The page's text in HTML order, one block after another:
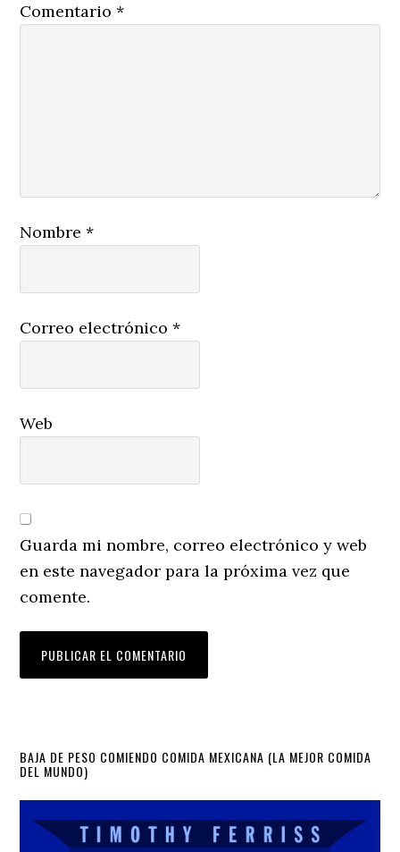
Comentario*
Nombre*
Correo electrónico*
Web
Guarda mi nombre, correo electrónico y web
en este navegador para la próxima vez que
comente.
Primary
Sidebar
BAJA DE PESO COMIENDO COMIDA MEXICANA (LA MEJOR COMIDA
DEL MUNDO)